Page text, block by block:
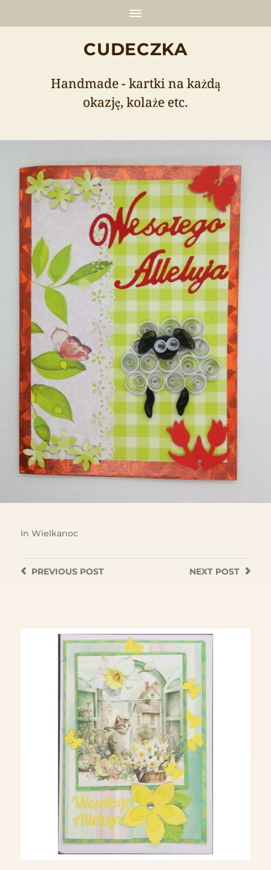
CUDECZKA
Handmade - kartki na każdą
okazję, kolaże etc.
In Wielkanoc
NEXT POST
PREVIOUSPOST